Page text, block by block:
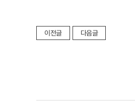
이전글 다음글